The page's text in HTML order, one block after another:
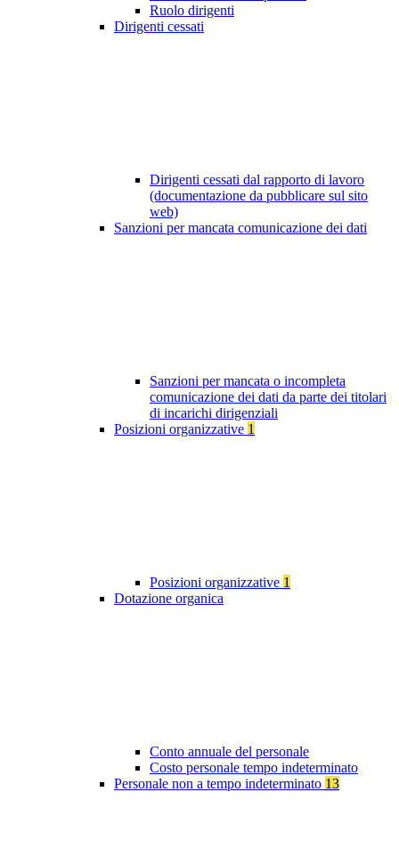
Ruolo dirigenti
Dirigenti cessati
Dirigenti cessati dal rapporto di lavoro
(documentazione da pubblicare sul sito
web)
Sanzioni per mancata comunicazione dei dati
Sanzioni per mancata o incompleta
comunicazione dei dati da parte dei titolari
di incarichi dirigenziali
Posizioni organizzative 1
Posizioni organizzative 1
Dotazione organica
Conto annuale del personale
Costo personale tempo indeterminato
Personale non a tempo indeterminato 13